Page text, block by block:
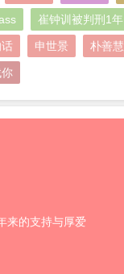
崔钟训被判刑1年
申世景 朴善慧
来的支持与厚爱